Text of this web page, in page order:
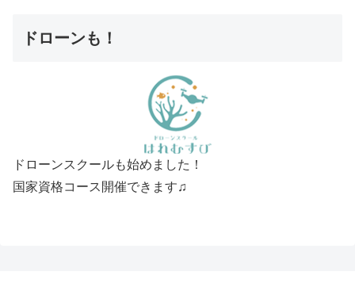
ドローンも！
ドローンスクールも始めました！
国家資格コース開催できます♫